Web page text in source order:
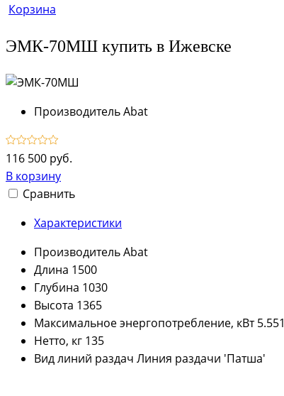
Корзина
ЭМК-70МШ купить в Ижевске
ПроизводительAbat
116 500 руб.
В корзину
Сравнить
Характеристики
ПроизводительAbat
Длина 1500
Глубина 1030
Высота 1365
Максимальное энергопотребление, кВт 5.551
Нетто, кг 135
Вид линий раздач Линия раздачи 'Патша'